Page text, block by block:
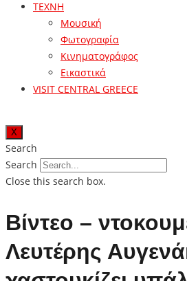
ΤΕΧΝΗ
Μουσική
Φωτογραφία
Κινηματογράφος
Εικαστικά
VISIT CENTRAL GREECE
X
Search
Search
Close this search box.
Βίντεο –
Λευτέρης